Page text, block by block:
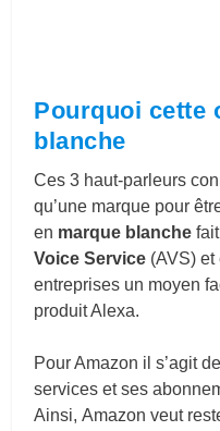
Pourquoi cette
blanche
Ces 3 haut-parleurs
qu’une marque pour
en marque blanche
Voice Service (AVS)
entreprises un moyen
produit Alexa.
Pour Amazon il s’agit
services et ses
Ainsi, Amazon veut